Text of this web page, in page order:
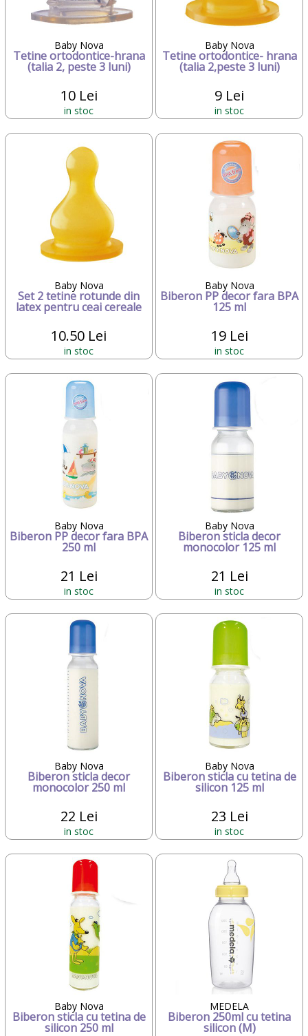
Baby Nova
Tetine ortodontice-hrana
(talia 2, peste 3 luni)
10 Lei
in stoc
Baby Nova
Tetine ortodontice- hrana
(talia 2,peste 3 luni)
9 Lei
in stoc
Baby Nova
Set 2 tetine rotunde din
latex pentru ceai cereale
10.50 Lei
in stoc
Baby Nova
Biberon PP decor fara BPA
125 ml
19 Lei
in stoc
Baby Nova
Biberon PP decor fara BPA
250 ml
21 Lei
in stoc
Baby Nova
Biberon sticla decor
monocolor 125 ml
21 Lei
in stoc
Baby Nova
Biberon sticla decor
monocolor 250 ml
22 Lei
in stoc
Baby Nova
Biberon sticla cu tetina de
silicon 125 ml
23 Lei
in stoc
Baby Nova
Biberon sticla cu tetina de
silicon 250 ml
MEDELA
Biberon 250ml cu tetina
silicon (M)